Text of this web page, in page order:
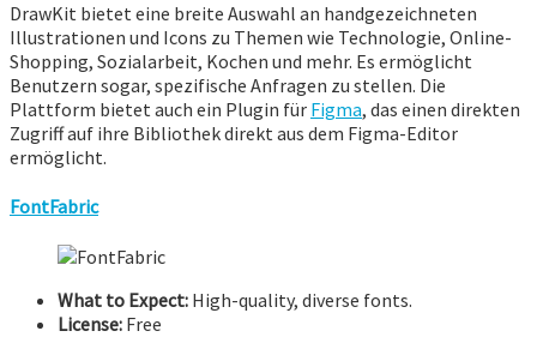
DrawKit bietet eine breite Auswahl an handgezeichneten
Illustrationen und Icons zu Themen wie Technologie, Online-
Shopping, Sozialarbeit, Kochen und mehr. Es ermöglicht
Benutzern sogar, spezifische Anfragen zu stellen. Die
Plattform bietet auch ein Plugin für Figma, das einen direkten
Zugriff auf ihre Bibliothek direkt aus dem Figma-Editor
ermöglicht.
FontFabric
What to Expect: High-quality, diverse fonts.
License: Free